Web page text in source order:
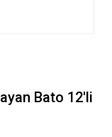
Bato 12'li